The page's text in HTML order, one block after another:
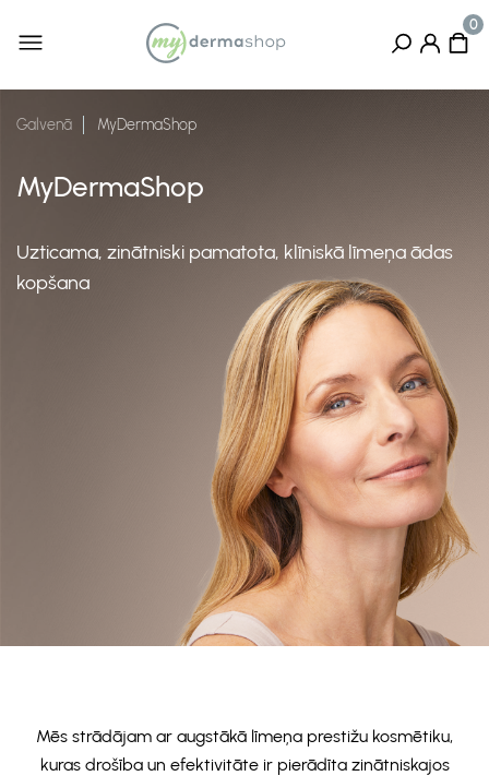
Galvenā MyDermaShop
MyDermaShop
Uzticama, zinātniski pamatota, klīniskā līmeņa ādas
kopšana
Mēs strādājam ar augstākā līmeņa prestižu kosmētiku,
kuras drošība un efektivitāte ir pierādīta zinātniskajos